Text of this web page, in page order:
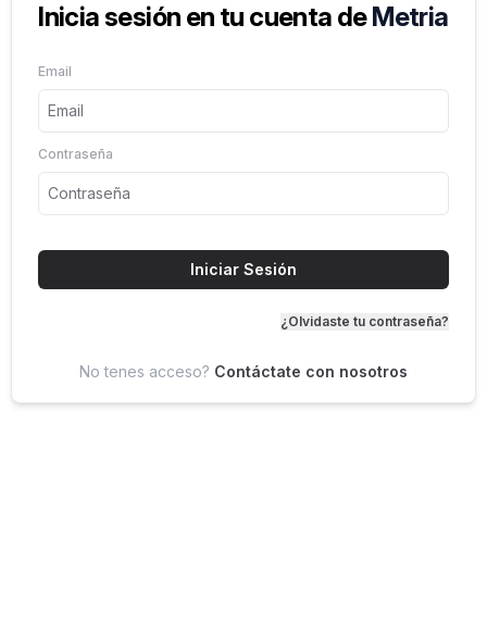
Inicia sesión en tu cuenta deMetria
Email
Contraseña
Iniciar Sesión
¿Olvidaste tu contraseña?
No tenes acceso? Contáctate con nosotros